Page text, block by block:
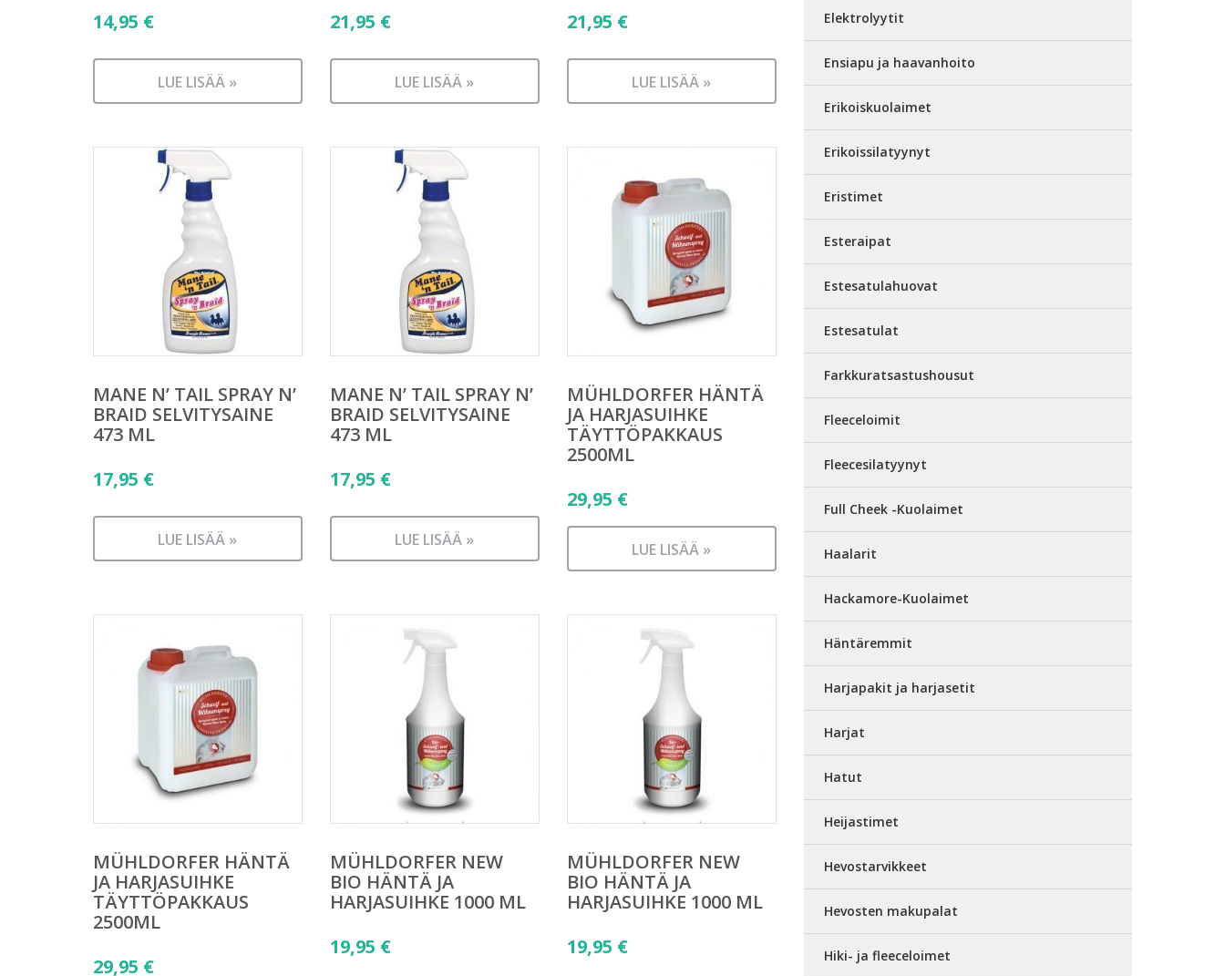
14,95 €
LUE LISÄÄ »
21,95 €
LUE LISÄÄ »
21,95 €
LUE LISÄÄ »
MANE N’ TAIL SPRAY N’
BRAID SELVITYSAINE
473 ML
17,95 €
LUE LISÄÄ »
MANE N’ TAIL SPRAY N’
BRAID SELVITYSAINE
473 ML
17,95 €
LUE LISÄÄ »
MÜHLDORFER HÄNTÄ
JA HARJASUIHKE
TÄYTTÖPAKKAUS
2500ML
29,95 €
LUE LISÄÄ »
MÜHLDORFER HÄNTÄ
JA HARJASUIHKE
TÄYTTÖPAKKAUS
2500ML
29,95 €
MÜHLDORFER NEW
BIO HÄNTÄ JA
HARJASUIHKE 1000 ML
19,95 €
MÜHLDORFER NEW
BIO HÄNTÄ JA
HARJASUIHKE 1000 ML
19,95 €
Elektrolyytit
Ensiapu ja haavanhoito
Erikoiskuolaimet
Erikoissilatyynyt
Eristimet
Esteraipat
Estesatulahuovat
Estesatulat
Farkkuratsastushousut
Fleeceloimit
Fleecesilatyynyt
Full Cheek -Kuolaimet
Haalarit
Hackamore-Kuolaimet
Häntäremmit
Harjapakit ja harjasetit
Harjat
Hatut
Heijastimet
Hevostarvikkeet
Hevosten makupalat
Hiki- ja fleeceloimet